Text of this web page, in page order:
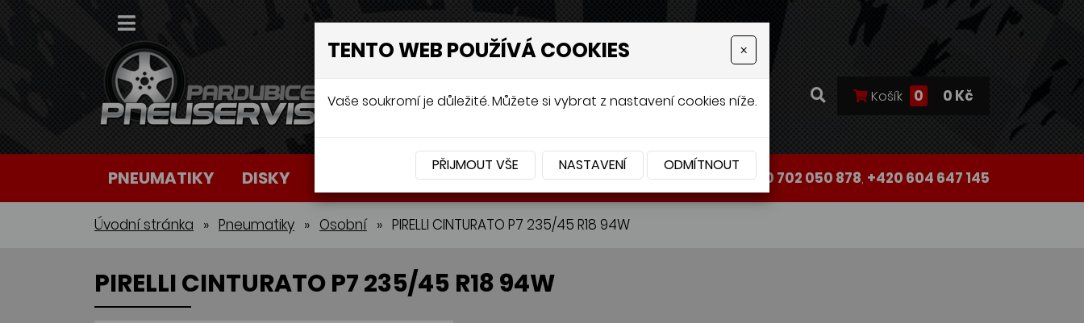
Košík 0 0 Kč
PNEUMATIKY DISKY AUTOBATERIE PŘÍSLUŠENSTVÍ +420 702 050 878, +420 604 647 145
Úvodní stránka » Pneumatiky » Osobní » PIRELLI CINTURATO P7 235/45 R18 94W
PIRELLI CINTURATO P7 235/45 R18 94W
TENTO WEB POUŽÍVÁ COOKIES ×
Vaše soukromí je důležité. Můžete si vybrat z nastavení cookies níže.
PŘIJMOUT VŠE NASTAVENÍ ODMÍTNOUT